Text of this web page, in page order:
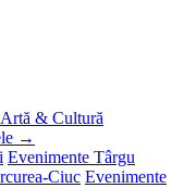
Artă & Cultură
→
Evenimente Târgu
Ciuc Evenimente